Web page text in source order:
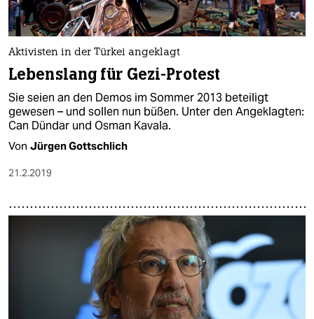
Aktivisten in der Türkei angeklagt
Lebenslang für Gezi-Protest
Sie seien an den Demos im Sommer 2013 beteiligt
gewesen – und sollen nun büßen. Unter den Angeklagten:
Can Dündar und Osman Kavala.
Von Jürgen Gottschlich
21.2.2019